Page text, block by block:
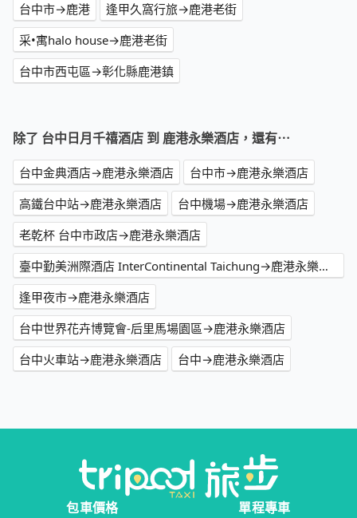
台中市→鹿港
逢甲久窩行旅→鹿港老街
采•寓halo house→鹿港老街
台中市西屯區→彰化縣鹿港鎮
除了 台中日月千禧酒店 到 鹿港永樂酒店，還有⋯
台中金典酒店→鹿港永樂酒店
台中市→鹿港永樂酒店
高鐵台中站→鹿港永樂酒店
台中機場→鹿港永樂酒店
老乾杯 台中市政店→鹿港永樂酒店
臺中勤美洲際酒店 InterContinental Taichung→鹿港永樂酒店
逢甲夜市→鹿港永樂酒店
台中世界花卉博覽會-后里馬場園區→鹿港永樂酒店
台中火車站→鹿港永樂酒店
台中→鹿港永樂酒店
包車價格
單程專車